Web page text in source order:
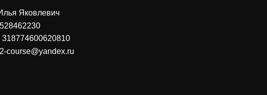
Яковлевич
course@yandex.ru